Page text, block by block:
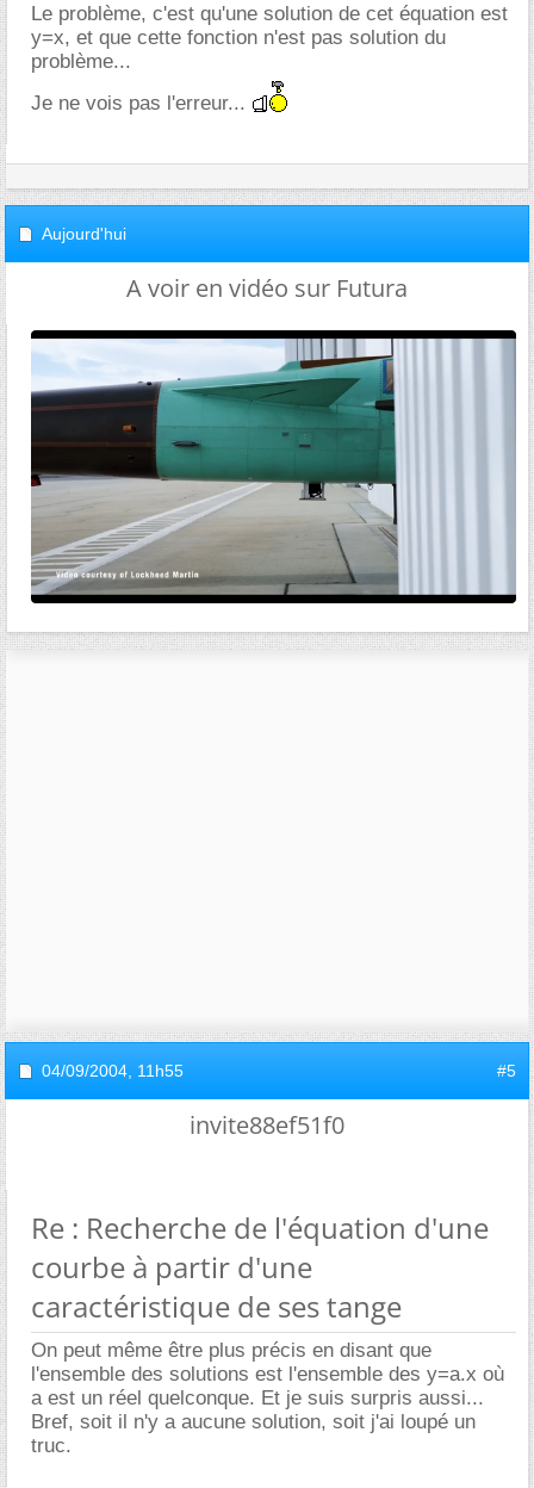
Le problème, c'est qu'une solution de cet équation est
y=x, et que cette fonction n'est pas solution du
problème...
Je ne vois pas l'erreur...
Aujourd'hui
A voir en vidéo sur Futura
04/09/2004, 11h55 #5
invite88ef51f0
Re : Recherche de l'équation d'une
courbe à partir d'une
caractéristique de ses tange
On peut même être plus précis en disant que
l'ensemble des solutions est l'ensemble des y=a.x où
a est un réel quelconque. Et je suis surpris aussi...
Bref, soit il n'y a aucune solution, soit j'ai loupé un
truc.